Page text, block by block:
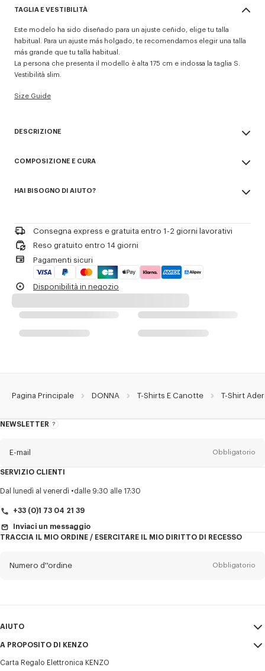
TAGLIA E VESTIBILITÀ
Este modelo ha sido diseñado para un ajuste ceñido, elige tu talla
habitual. Para un ajuste más holgado, te recomendamos elegir una talla
más grande que tu talla habitual.
La persona che presenta il modello è alta 175 cm e indossa la taglia S.
Vestibilità slim.
Size Guide
DESCRIZIONE
Jersey a coste.
Riferimento Prodotto: FG52TS2174SJ.01
COMPOSIZIONE E CURA
98% cotton, 2% elastane
Stirare a bassa temperatura
Non asciugare in asciugatrice
Lavaggio leggero delicato a 30°C
Lavaggio professionale in acqua delicato
HAI BISOGNO DI AIUTO?
Consegna express e gratuita entro 1-2 giorni lavorativi
Reso gratuito entro 14 giorni
Pagamenti sicuri
Disponibilità in negozio
Pagina Principale DONNA T-Shirts E Canotte T-Shirt
NEWSLETTER
Informazioni
E-mail Obbligatorio
TitoloObbligatorio
SERVIZIO CLIENTI
Dal lunedì al venerdì dalle 9:30 alle 17:30
+33 (0)1 73 04 21 39
Inviaci un messaggio
TRACCIA IL MIO ORDINE / ESERCITARE IL MIO DIRITTO DI RECESSO
Numero d''ordine Obbligatorio
AIUTO
Il mio account
Guida alle taglie
A PROPOSITO DI KENZO
Condizioni di vendita
Carta Regalo Elettronica KENZO